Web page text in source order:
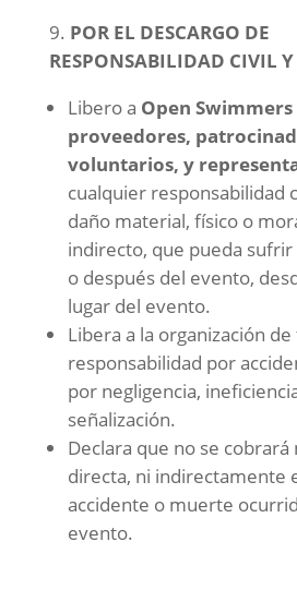
POR EL DESCARGO DE
RESPONSABILIDAD CIVIL
Libero a Open Swimmers
proveedores,
voluntarios, y
cualquier responsabilidad
daño material, físico o
indirecto, que pueda
o después del evento,
lugar del evento.
Libera a la organización de
responsabilidad por
por negligencia,
señalización.
Declara que no se cobrará
directa, ni indirectamente
accidente o muerte
evento.